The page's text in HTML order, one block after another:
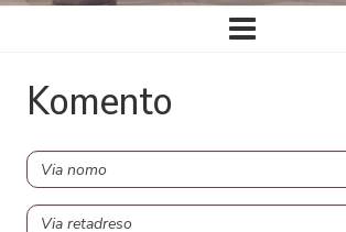
Ĉefa
navigado
Komento
Via
nomo
Via